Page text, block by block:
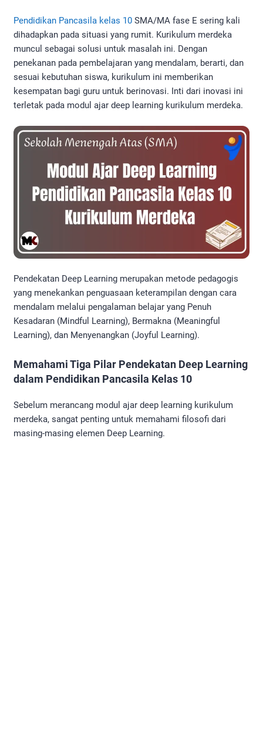
Pendidikan Pancasila kelas 10 SMA/MA fase E sering kali
dihadapkan pada situasi yang rumit. Kurikulum merdeka
muncul sebagai solusi untuk masalah ini. Dengan
penekanan pada pembelajaran yang mendalam, berarti, dan
sesuai kebutuhan siswa, kurikulum ini memberikan
kesempatan bagi guru untuk berinovasi. Inti dari inovasi ini
terletak pada modul ajar deep learning kurikulum merdeka.
Pendekatan Deep Learning merupakan metode pedagogis
yang menekankan penguasaan keterampilan dengan cara
mendalam melalui pengalaman belajar yang Penuh
Kesadaran (Mindful Learning), Bermakna (Meaningful
Learning), dan Menyenangkan (Joyful Learning).
Memahami Tiga Pilar Pendekatan Deep Learning
dalam Pendidikan Pancasila Kelas 10
Sebelum merancang modul ajar deep learning kurikulum
merdeka, sangat penting untuk memahami filosofi dari
masing-masing elemen Deep Learning.